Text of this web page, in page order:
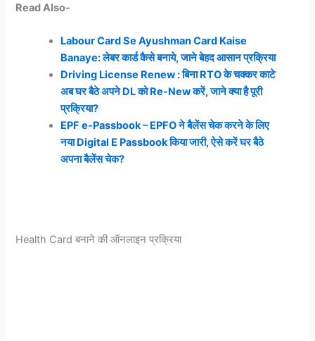
Read Also-
Labour Card Se Ayushman Card Kaise
Banaye: लेबर कार्ड कैसे बनाये, जाने बेहद आसान प्रक्रिया
Driving License Renew : बिना RTO के चक्कर काटे
अब घर बैठे अपने DL को Re-New करें, जाने क्या है पूरी
प्रक्रिया?
EPF e-Passbook – EPFO ने बैलेंस चेक करने के लिए
नया Digital E Passbook किया जारी, ऐसे करें घर बैठे
अपना बैलेंस चेक?
Health Card बनाने की ऑनलाइन प्रक्रिया